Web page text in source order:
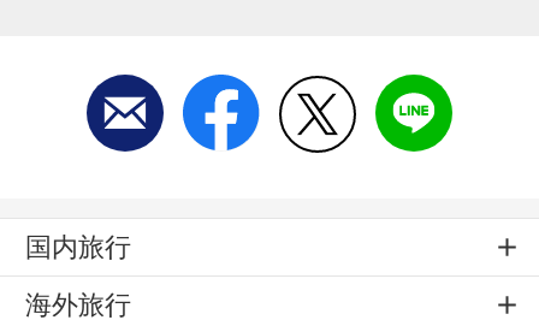
国内旅行
海外旅行